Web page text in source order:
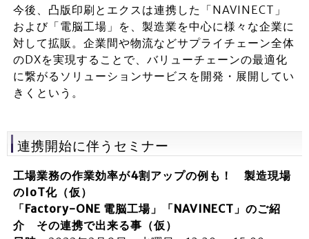
今後、凸版印刷とエクスは連携した「NAVINECT」
および「電脳工場」を、製造業を中心に様々な企業に
対して拡販。企業間や物流などサプライチェーン全体
のDXを実現することで、バリューチェーンの最適化
に繋がるソリューションサービスを開発・展開してい
きくという。
連携開始に伴うセミナー
工場業務の作業効率が4割アップの例も！ 製造現場
のIoT化（仮）
「Factory-ONE 電脳工場」「NAVINECT」のご紹
介 その連携で出来る事（仮）